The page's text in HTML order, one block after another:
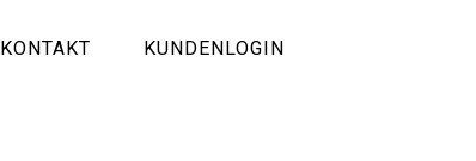
KONTAKT KUNDENLOGIN